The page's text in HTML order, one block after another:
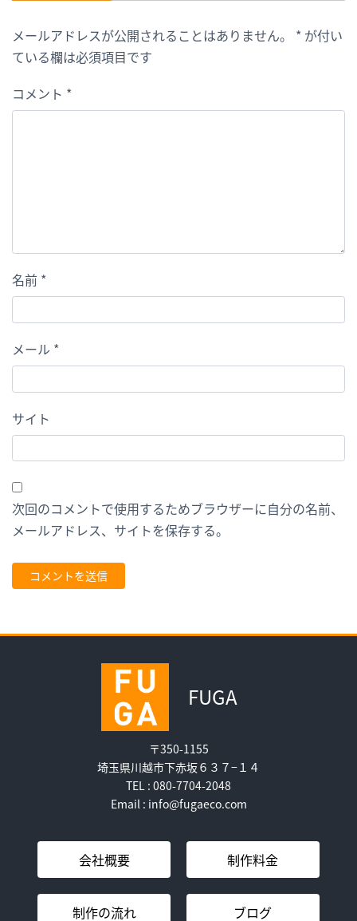
メールアドレスが公開されることはありません。 * が付い
ている欄は必須項目です
コメント *
名前 *
メール *
サイト
次回のコメントで使用するためブラウザーに自分の名前、
メールアドレス、サイトを保存する。
FUGA
〒350-1155
埼玉県川越市下赤坂６３７−１４
TEL : 080-7704-2048
Email : info@fugaeco.com
会社概要 制作料金
制作の流れ ブログ